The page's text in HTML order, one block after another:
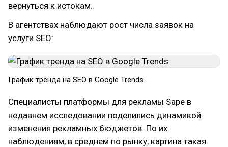
вернуться к истокам.
В агентствах наблюдают рост числа заявок на
услуги SEO:
График тренда на SEO в Google Trends
Специалисты платформы для рекламы Sape в
недавнем исследовании поделились динамикой
изменения рекламных бюджетов. По их
наблюдениям, в среднем по рынку, картина такая: